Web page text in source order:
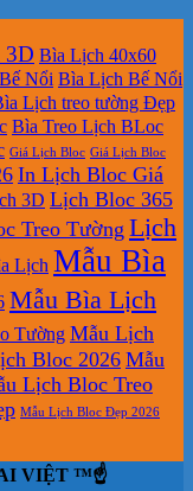
3D Bìa Lịch 40x60
Nổi Bìa Lịch Bế Nổi
Lịch treo tường Đẹp
Bìa Treo Lịch BLoc
Giá Lịch Bloc Giá Lịch Bloc
In Lịch Bloc Giá
3D Lịch Bloc 365
Treo Tường Lịch
Lịch Mẫu Bìa
Mẫu Bìa Lịch
Tường Mẫu Lịch
Bloc 2026Mẫu
Lịch Bloc Treo
Mẫu Lịch Bloc Đẹp 2026
VIỆT ™☝️